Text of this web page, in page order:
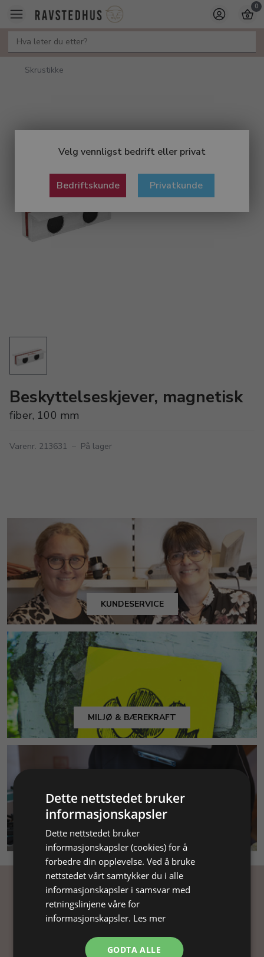
Velg vennligst bedrift eller privat
Bedriftskunde Privatkunde
0
Skrustikke
Beskyttelseskjever, magnetisk
fiber, 100 mm
Varenr. 213631 – På lager
KUNDESERVICE
MILJØ & BÆREKRAFT
SMYKKEKURS
Få inspirasjon
inspirasjon, gode tilbud og tips til din
Dette nettstedet bruker
informasjonskapsler
Dette nettstedet bruker
informasjonskapsler (cookies) for å
forbedre din opplevelse. Ved å bruke
nettstedet vårt samtykker du i alle
informasjonskapsler i samsvar med
retningslinjene våre for
informasjonskapsler. Les mer
GODTA ALLE